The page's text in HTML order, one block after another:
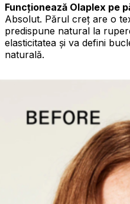
Funcționează Olaplex pe
Absolut. Părul creț are o
predispune natural la
elasticitatea și va defini
naturală.